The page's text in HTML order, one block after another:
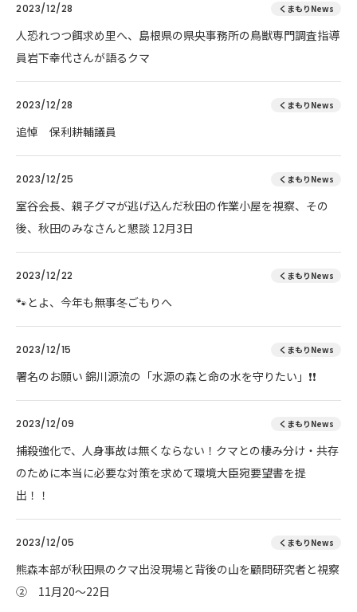
2023/12/28 くまもりNews
人恐れつつ餌求め里へ、島根県の県央事務所の鳥獣専門調査指導
員岩下幸代さんが語るクマ
2023/12/28 くまもりNews
追悼 保利耕輔議員
2023/12/25 くまもりNews
室谷会長、親子グマが逃げ込んだ秋田の作業小屋を視察、その
後、秋田のみなさんと懇談 12月3日
2023/12/22 くまもりNews
🐾とよ、今年も無事冬ごもりへ
2023/12/15 くまもりNews
署名のお願い 錦川源流の「水源の森と命の水を守りたい」❗❗
2023/12/09 くまもりNews
捕殺強化で、人身事故は無くならない！クマとの棲み分け・共存
のために本当に必要な対策を求めて環境大臣宛要望書を提
出！！
2023/12/05 くまもりNews
熊森本部が秋田県のクマ出没現場と背後の山を顧問研究者と視察
② 11月20～22日